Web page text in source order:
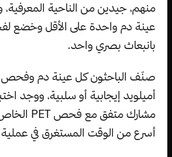
منهم، جيدين من الناحية
عينة دم واحدة على الأقل وخضع
بانبعاث بصري واحد.
أميلويد إيجابية أو سلبية، ووجد
أسرع من الوقت المستغرق في